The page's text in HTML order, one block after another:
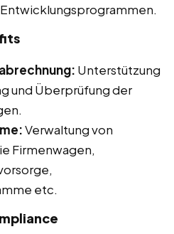
Unterstützung
und Überprüfung der
Verwaltung von
Firmenwagen,
etc.